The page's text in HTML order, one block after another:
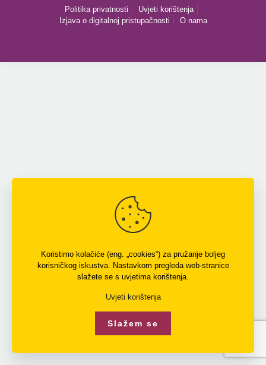
Politika privatnosti
Uvjeti korištenja
Izjava o digitalnoj pristupačnosti
O nama
Koristimo kolačiće (eng. „cookies“) za pružanje boljeg
korisničkog iskustva. Nastavkom pregleda web-stranice
slažete se s uvjetima korištenja.
Uvjeti korištenja
Slažem se